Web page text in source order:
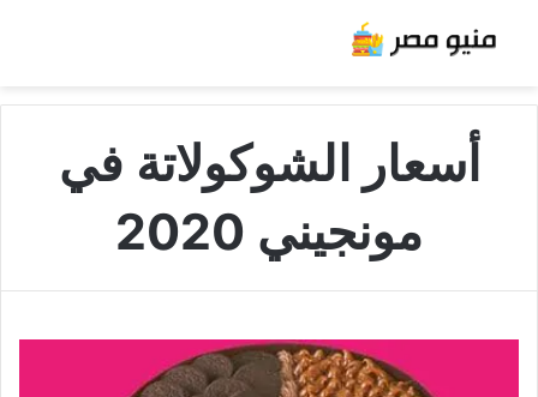
أسعار الشوكولاتة في
مونجيني 2020